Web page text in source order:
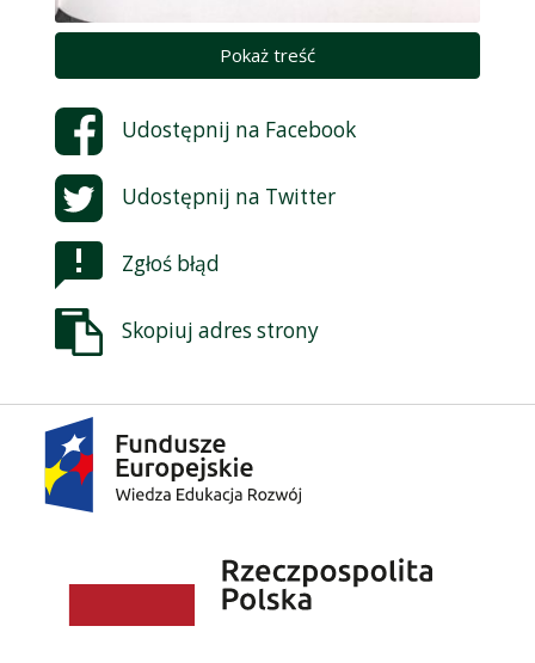
Pokaż treść
Udostępnij na Facebook
Udostępnij na Twitter
Zgłoś błąd
Skopiuj adres strony